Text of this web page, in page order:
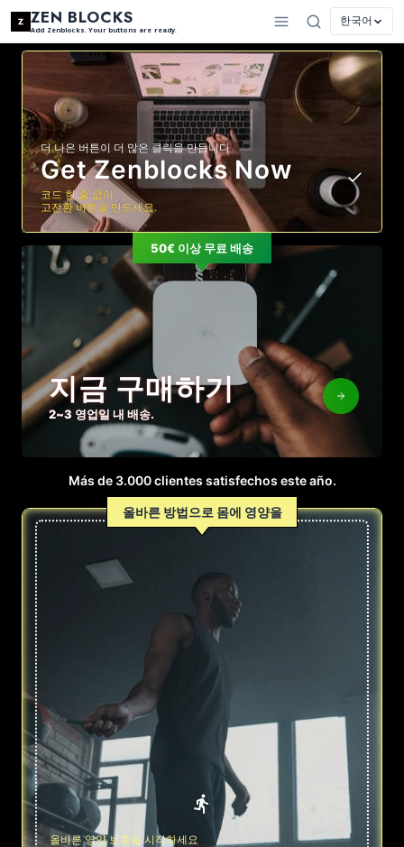
ZEN BLOCKS
Add Zenblocks. Your buttons are ready.
한국어
더 나은 버튼이 더 많은 클릭을 만듭니다
Get Zenblocks Now
코드 한 줄 없이
고전환 버튼을 만드세요.
50€ 이상 무료 배송
지금 구매하기
2~3 영업일 내 배송.
Más de 3.000 clientes satisfechos este año.
올바른 방법으로 몸에 영양을
올바른 영양 보충을 시작하세요